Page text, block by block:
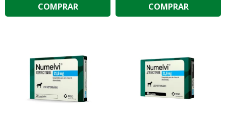
COMPRAR COMPRAR